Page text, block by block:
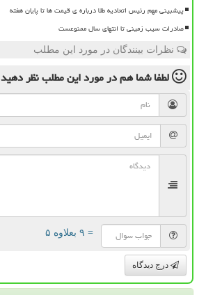
پیشبینی مهم رئیس اتحادیه طلا درباره ی قیمت ها تا پایان هفته
صادرات سیب زمینی تا انتهای سال ممنوعست
نظرات بینندگان در مورد این مطلب
لطفا شما همدر مورد این مطلبنظر دهید
= ۹ بعلاوه ۵
درج دیدگاه